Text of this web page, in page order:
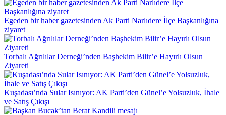
Egeden bir haber gazetesinden Ak Parti Narlıdere İlçe Başkanlığına
ziyaret
Torbalı Ağrılılar Derneği’nden Başhekim Bilir’e Hayırlı Olsun
Ziyareti
Kuşadası’nda Sular Isınıyor: AK Parti’den Günel’e Yolsuzluk, İhale
ve Satış Çıkışı